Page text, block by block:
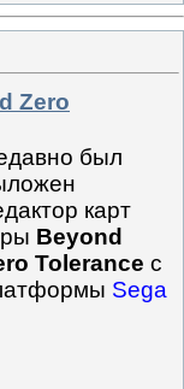
Zero
был
карт
Beyond
Tolerance с
Sega